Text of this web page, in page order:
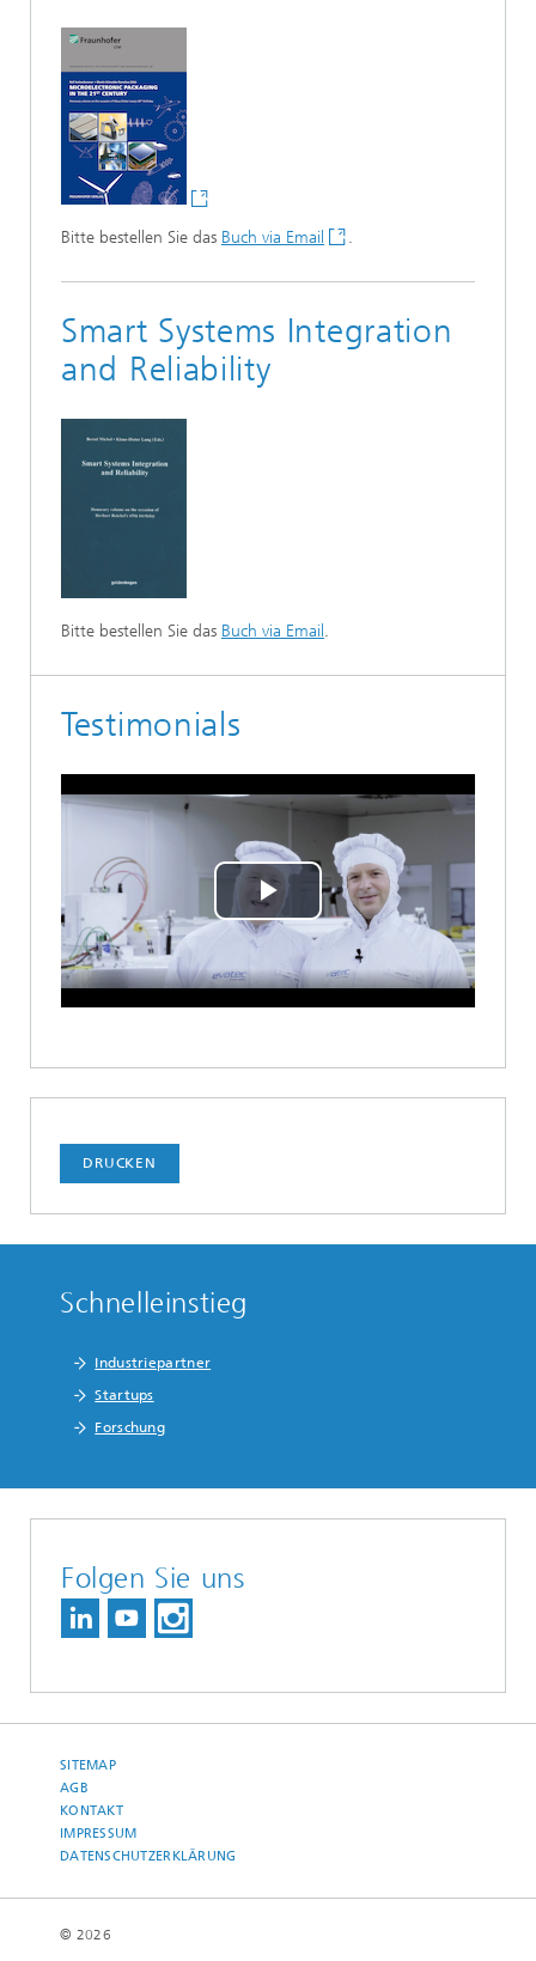
Bitte bestellen Sie das Buch via Email .
Smart Systems Integration
and Reliability
Bitte bestellen Sie das Buch via Email.
Testimonials
Play
Video
DRUCKEN
Schnelleinstieg
Industriepartner
Startups
Forschung
Folgen Sie uns
SITEMAP
AGB
KONTAKT
IMPRESSUM
DATENSCHUTZERKLÄRUNG
© 2026